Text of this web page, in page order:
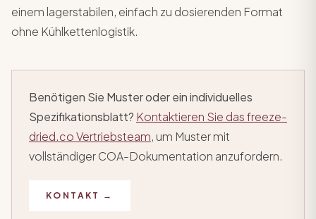
einem lagerstabilen, einfach zu dosierenden Format
ohne Kühlkettenlogistik.
Benötigen Sie Muster oder ein individuelles
Spezifikationsblatt? Kontaktieren Sie das freeze-
dried.co Vertriebsteam, um Muster mit
vollständiger COA-Dokumentation anzufordern.
KONTAKT →